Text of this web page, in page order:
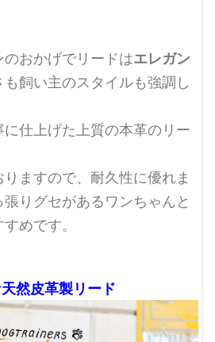
おかげでリードはエレガン
飼い主のスタイルも強調し
仕上げた上質の本革のリー
りますので、耐久性に優れま
りグセがあるワンちゃんと
めです。
然皮革製リード